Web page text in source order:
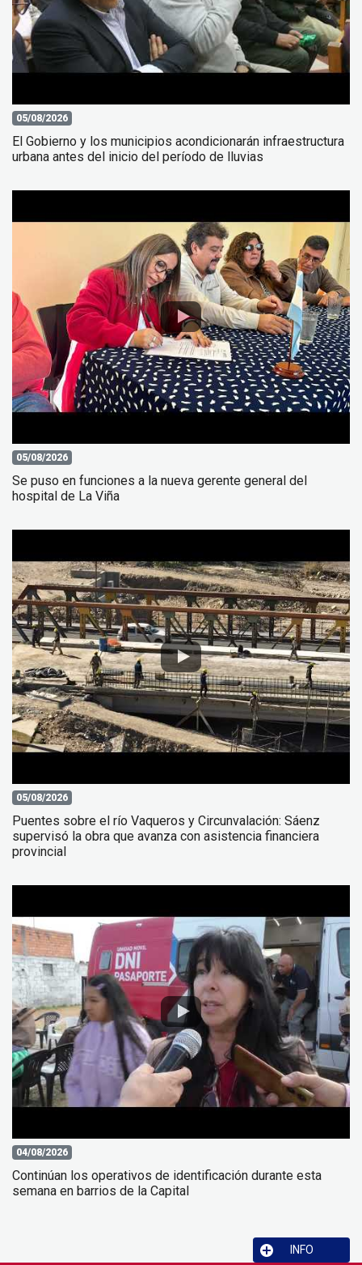
05/08/2026
El Gobierno y los municipios acondicionarán infraestructura
urbana antes del inicio del período de lluvias
05/08/2026
Se puso en funciones a la nueva gerente general del
hospital de La Viña
05/08/2026
Puentes sobre el río Vaqueros y Circunvalación: Sáenz
supervisó la obra que avanza con asistencia financiera
provincial
04/08/2026
Continúan los operativos de identificación durante esta
semana en barrios de la Capital
INFO